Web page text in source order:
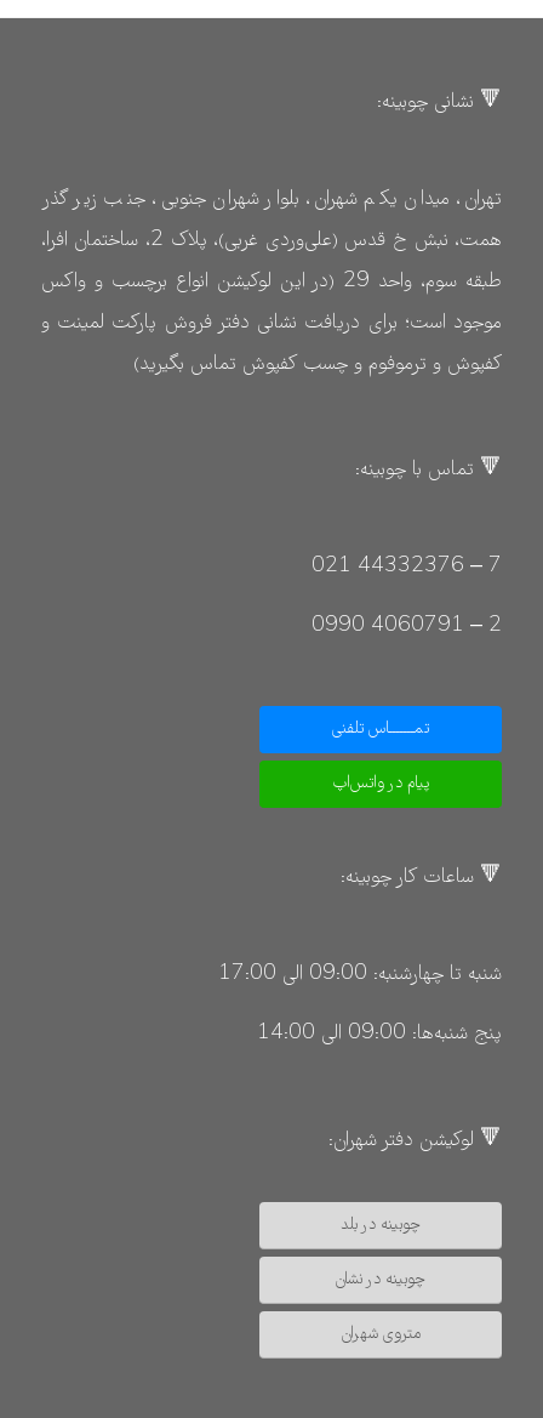
🔻 نشانی چوبینه:
تهران، میدان یکم شهران، بلوار شهران جنوبی، جنب زیر گذر
همت، نبش خ قدس (علی‌وردی غربی)، پلاک 2، ساختمان افرا،
طبقه سوم، واحد 29 (در این لوکیشن انواع برچسب و واکس
موجود است؛ برای دریافت نشانی دفتر فروش پارکت لمینت و
کفپوش و ترموفوم و چسب کفپوش تماس بگیرید)
🔻 تماس با چوبینه:
7 – 44332376 021
2 – 4060791 0990
تمـــــــاس تلفنی
پیام در واتس‌اپ
🔻 ساعات کار چوبینه:
شنبه تا چهارشنبه: 09:00 الی 17:00
پنج شنبه‌ها: 09:00 الی 14:00
🔻 لوکیشن دفتر شهران:
چوبینه در بلد
چوبینه در نشان
متروی شهران